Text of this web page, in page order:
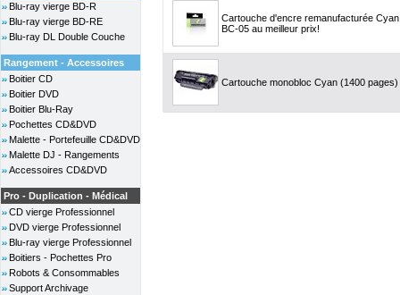
Blu-ray vierge BD-R
Blu-ray vierge BD-RE
Blu-ray DL Double Couche
Rangement - Accessoires
Boitier CD
Boitier DVD
Boitier Blu-Ray
Pochettes CD&DVD
Malette - Portefeuille CD&DVD
Malette DJ - Rangements
Accessoires CD&DVD
Pro - Duplication - Médical
CD vierge Professionnel
DVD vierge Professionnel
Blu-ray vierge Professionnel
Boitiers - Pochettes Pro
Robots & Consommables
Support Archivage
Cartouche d'encre remanufacturée
BC-05 au meilleur prix!
Cartouche monobloc Cyan (1400